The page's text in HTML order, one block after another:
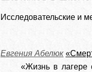
Исследовательские и
Евгения Абелюк
«Жизнь в лагере